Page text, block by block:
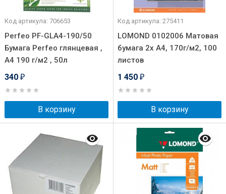
Код артикула: 706653
Perfeo PF-GLA4-190/50
Бумага Perfeo глянцевая ,
А4 190 г/м2 , 50л
340 ₽
В корзину
Код артикула: 275411
LOMOND 0102006 Матовая
бумага 2х A4, 170г/м2, 100
листов
1 450 ₽
В корзину